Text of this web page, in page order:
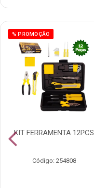
% PROMOÇÃO
KIT FERRAMENTA 12PCS
Código: 254808